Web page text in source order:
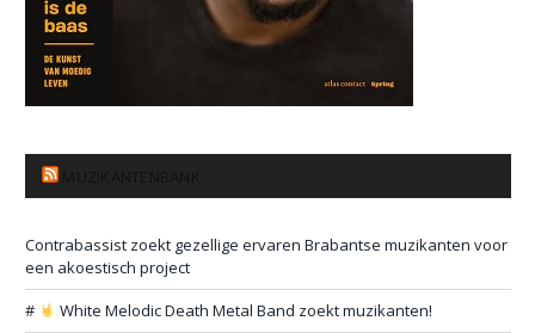
Contrabassist zoekt gezellige ervaren Brabantse muzikanten voor
een akoestisch project
#
White Melodic Death Metal Band zoekt muzikanten!